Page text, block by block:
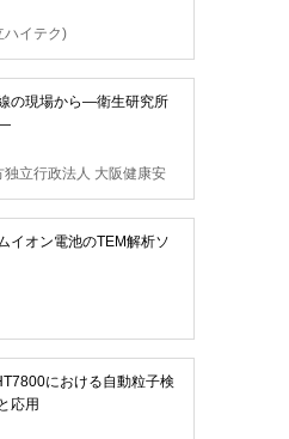
ハイテク)
の現場から―衛生研究所
独立行政法人 大阪健康安
イオン電池のTEM解析ソ
における自動粒子検
応用